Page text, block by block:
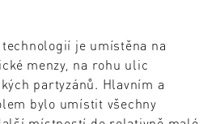
je umístěna na
menzy, na rohu ulic
partyzánů. Hlavním a
bylo umístit všechny